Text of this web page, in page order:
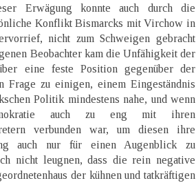
Erwägung konnte auch durch die
Konflikt Bismarcks mit Virchow in
nicht zum Schweigen gebracht
Beobachter kam die Unfähigkeit der
eine feste Position gegenüber der
Frage zu einigen, einem Eingeständnis
Politik mindestens nahe, und wenn
auch zu eng mit ihren
verbunden war, um diesen ihre
auch nur für einen Augenblick zu
nicht leugnen, dass die rein negative
der kühnen und tatkräftigen